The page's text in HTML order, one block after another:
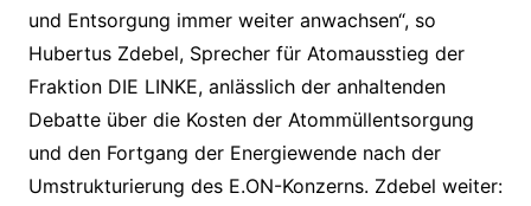
und Entsorgung immer weiter anwachsen“, so
Hubertus Zdebel, Sprecher für Atomausstieg der
Fraktion DIE LINKE, anlässlich der anhaltenden
Debatte über die Kosten der Atommüllentsorgung
und den Fortgang der Energiewende nach der
Umstrukturierung des E.ON-Konzerns. Zdebel weiter: